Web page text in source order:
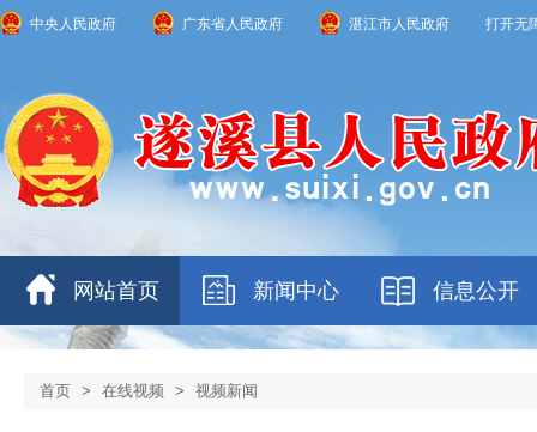
中央人民政府 广东省人民政府 湛江市人民政府 打开无
网站首页 新闻中心 信息公开
首页 > 在线视频 > 视频新闻